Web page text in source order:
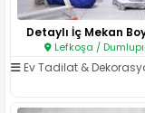
Detaylı İç Mekan
Lefkoşa /
Ev Tadilat &